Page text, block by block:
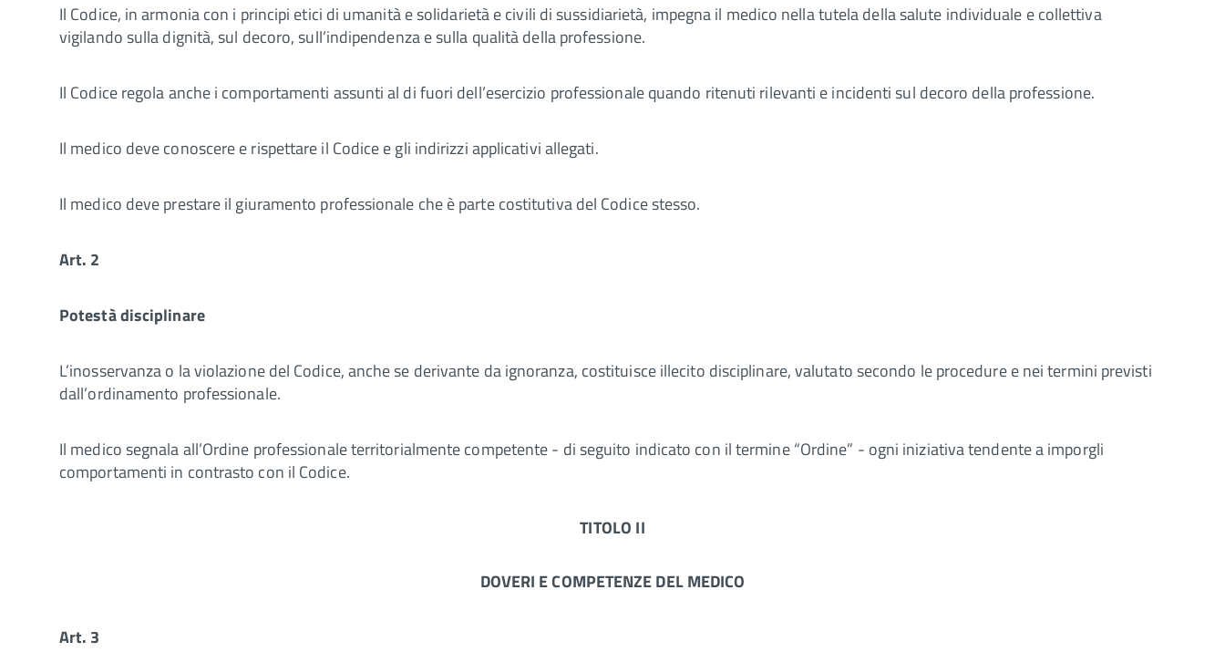
Il Codice, in armonia con i principi etici di umanità e solidarietà e civili di sussidiarietà, impegna il medico nella tutela della salute individuale e collettiva
vigilando sulla dignità, sul decoro, sull’indipendenza e sulla qualità della professione.
Il Codice regola anche i comportamenti assunti al di fuori dell’esercizio professionale quando ritenuti rilevanti e incidenti sul decoro della professione.
Il medico deve conoscere e rispettare il Codice e gli indirizzi applicativi allegati.
Il medico deve prestare il giuramento professionale che è parte costitutiva del Codice stesso.
Art. 2
Potestà disciplinare
L’inosservanza o la violazione del Codice, anche se derivante da ignoranza, costituisce illecito disciplinare, valutato secondo le procedure e nei termini previsti
dall’ordinamento professionale.
Il medico segnala all’Ordine professionale territorialmente competente - di seguito indicato con il termine “Ordine” - ogni iniziativa tendente a imporgli
comportamenti in contrasto con il Codice.
TITOLO II
DOVERI E COMPETENZE DEL MEDICO
Art. 3